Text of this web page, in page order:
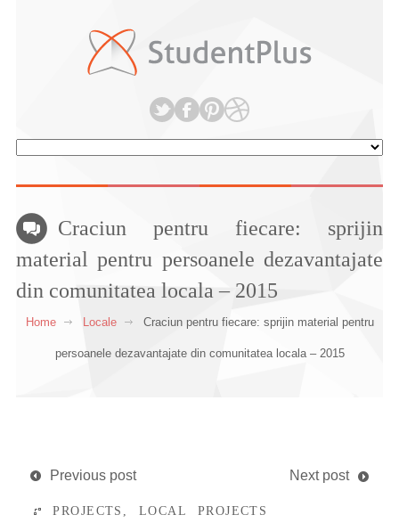
Craciun pentru fiecare: sprijin
material pentru persoanele dezavantajate
din comunitatea locala – 2015
Home Locale Craciun pentru fiecare: sprijin material pentru
persoanele dezavantajate din comunitatea locala – 2015
Previous post Next post
PROJECTS ,LOCAL PROJECTS